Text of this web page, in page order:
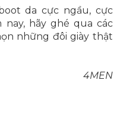
da cực ngầu, cực
hãy ghé qua các
những đôi giày thật
4MEN